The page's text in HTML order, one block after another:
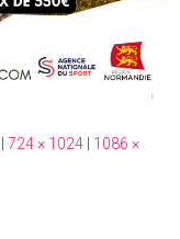
724 × 1024
1086 ×